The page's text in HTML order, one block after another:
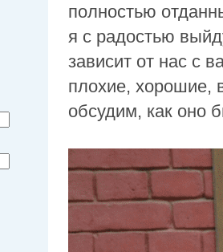
полностью
я с радостью
зависит от нас с
плохие, хорошие,
обсудим, как оно